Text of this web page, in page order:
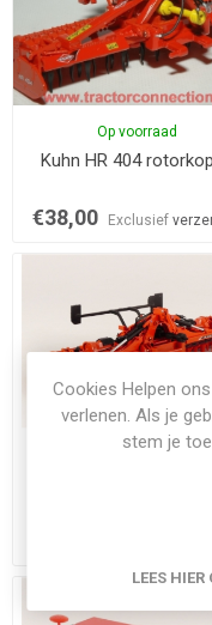
Op voorraad
Kuhn HR 404
€38,00 Exclusief
Op voorraad
Cookies Helpen
verlenen. Als je
stem je
LEES